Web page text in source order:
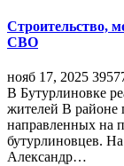
Строительство,
СВО
нояб 17, 2025
В Бутурлиновке
жителей В районе
направленных на
бутурлиновцев.
Александр…